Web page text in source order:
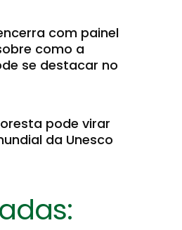
com painel
como a
se destacar no
pode virar
da Unesco